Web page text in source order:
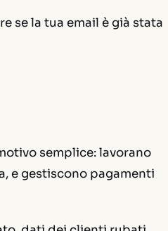
se la tua email è già stata
semplice: lavorano
e gestiscono pagamenti